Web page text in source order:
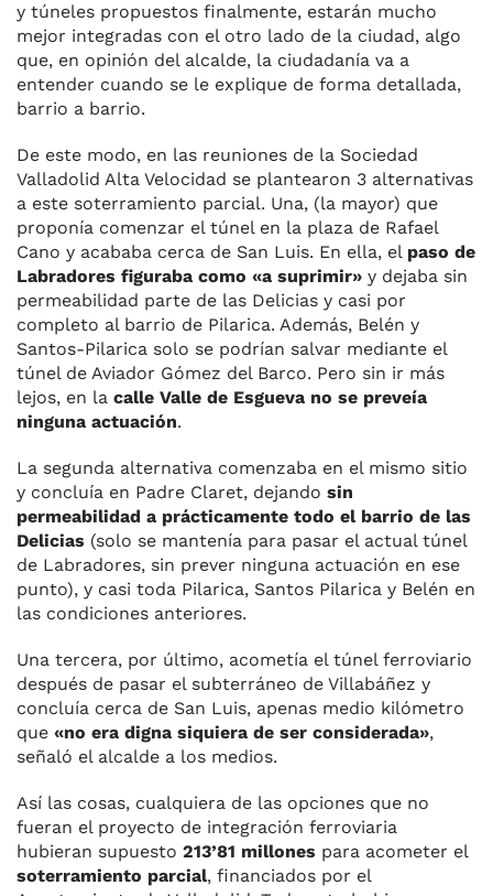
y túneles propuestos finalmente, estarán mucho
mejor integradas con el otro lado de la ciudad, algo
que, en opinión del alcalde, la ciudadanía va a
entender cuando se le explique de forma detallada,
barrio a barrio.
De este modo, en las reuniones de la Sociedad
Valladolid Alta Velocidad se plantearon 3 alternativas
a este soterramiento parcial. Una, (la mayor) que
proponía comenzar el túnel en la plaza de Rafael
Cano y acababa cerca de San Luis. En ella, el paso de
Labradores figuraba como «a suprimir» y dejaba sin
permeabilidad parte de las Delicias y casi por
completo al barrio de Pilarica. Además, Belén y
Santos-Pilarica solo se podrían salvar mediante el
túnel de Aviador Gómez del Barco. Pero sin ir más
lejos, en la calle Valle de Esgueva no se preveía
ninguna actuación.
La segunda alternativa comenzaba en el mismo sitio
y concluía en Padre Claret, dejando sin
permeabilidad a prácticamente todo el barrio de las
Delicias (solo se mantenía para pasar el actual túnel
de Labradores, sin prever ninguna actuación en ese
punto), y casi toda Pilarica, Santos Pilarica y Belén en
las condiciones anteriores.
Una tercera, por último, acometía el túnel ferroviario
después de pasar el subterráneo de Villabáñez y
concluía cerca de San Luis, apenas medio kilómetro
que «no era digna siquiera de ser considerada»,
señaló el alcalde a los medios.
Así las cosas, cualquiera de las opciones que no
fueran el proyecto de integración ferroviaria
hubieran supuesto 213’81 millones para acometer el
soterramiento parcial, financiados por el